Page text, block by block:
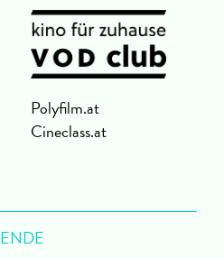
Polyfilm.at
Cineclass.at
ENDE